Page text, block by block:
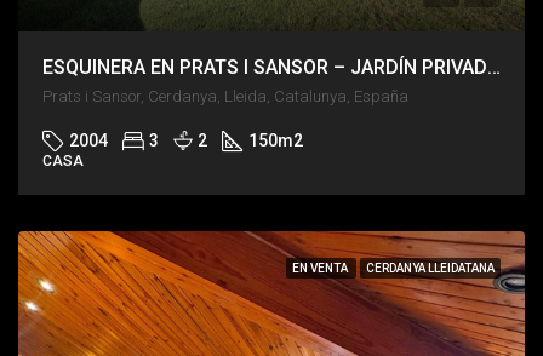
ESQUINERA EN PRATS I SANSOR – JARDÍN PRIVADO Y COMUNITARIO
Prats i Sansor, Cerdanya, Lleida, Catalunya, España
2004 3 2 150m2
CASA
EN VENTA CERDANYA LLEIDATANA